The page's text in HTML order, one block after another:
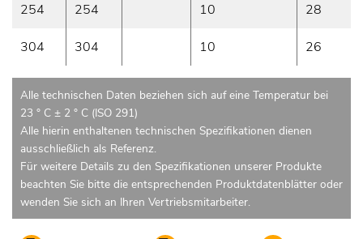
254 254 10 28
304 304 10 26
Alle technischen Daten beziehen sich auf eine Temperatur bei
23 ° C ± 2 ° C (ISO 291)
Alle hierin enthaltenen technischen Spezifikationen dienen
ausschließlich als Referenz.
Für weitere Details zu den Spezifikationen unserer Produkte
beachten Sie bitte die entsprechenden Produktdatenblätter oder
wenden Sie sich an Ihren Vertriebsmitarbeiter.